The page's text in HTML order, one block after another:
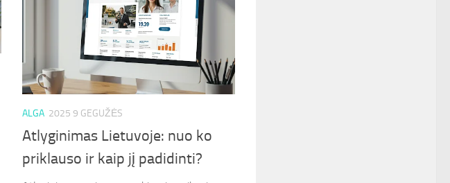
ALGA 2025 9 GEGUŽĖS
Atlyginimas Lietuvoje: nuo ko
priklauso ir kaip jį padidinti?